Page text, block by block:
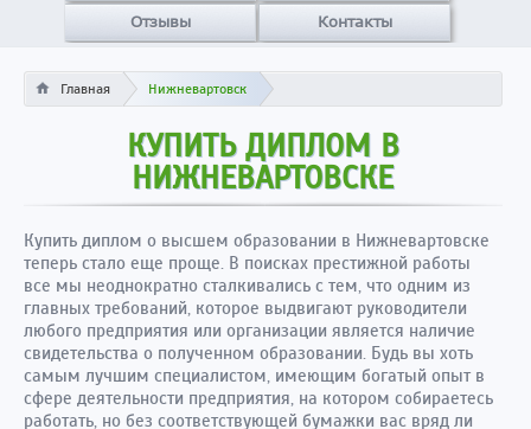
Отзывы Контакты
Главная Нижневартовск
КУПИТЬ ДИПЛОМ В
НИЖНЕВАРТОВСКЕ
Купить диплом о высшем образовании в Нижневартовске
теперь стало еще проще. В поисках престижной работы
все мы неоднократно сталкивались с тем, что одним из
главных требований, которое выдвигают руководители
любого предприятия или организации является наличие
свидетельства о полученном образовании. Будь вы хоть
самым лучшим специалистом, имеющим богатый опыт в
сфере деятельности предприятия, на котором собираетесь
работать, но без соответствующей бумажки вас вряд ли